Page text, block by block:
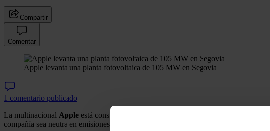
Compartir
Comentar
Apple levanta una planta fotovoltaica de 105 MW en Segovia
1 comentario publicado
La multinacional Apple está construyendo en
compañía sea neutra en emisiones de carbono en 2030 en toda su cadena de valor.